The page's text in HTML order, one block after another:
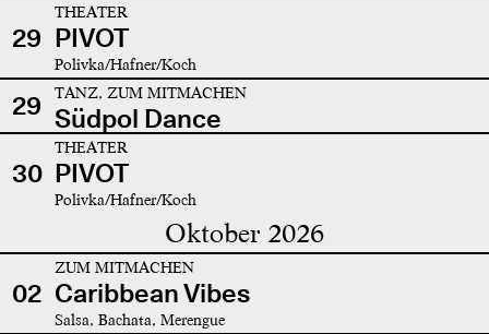
29
THEATER
PIVOT
Polivka/Hafner/Koch
29 TANZ, ZUM MITMACHEN
Südpol Dance
30
THEATER
PIVOT
Polivka/Hafner/Koch
Oktober 2026
02
ZUM MITMACHEN
Caribbean Vibes
Salsa, Bachata, Merengue